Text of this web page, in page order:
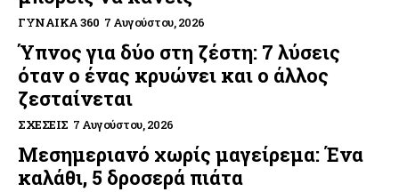
ΓΥΝΑΊΚΑ 360 7 Αυγούστου, 2026
Ύπνος για δύο στη ζέστη: 7 λύσεις
όταν ο ένας κρυώνει και ο άλλος
ζεσταίνεται
ΣΧΈΣΕΙΣ 7 Αυγούστου, 2026
Μεσημεριανό χωρίς μαγείρεμα: Ένα
καλάθι, 5 δροσερά πιάτα